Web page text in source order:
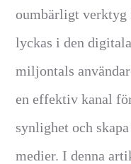
oumbärligt verktyg
lyckas i den
miljontals
en effektiv kanal
synlighet och
medier. I denna